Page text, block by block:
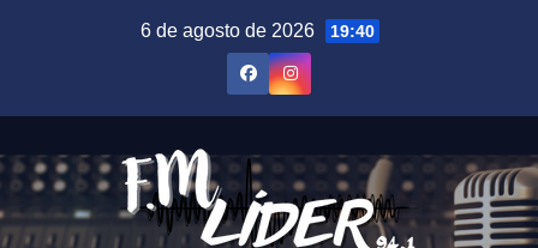
6 de agosto de 2026 19:40